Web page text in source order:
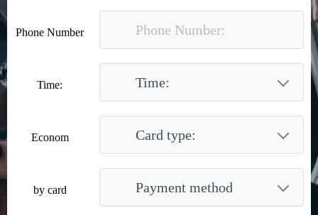
Phone Number
Time:
Econom
by card